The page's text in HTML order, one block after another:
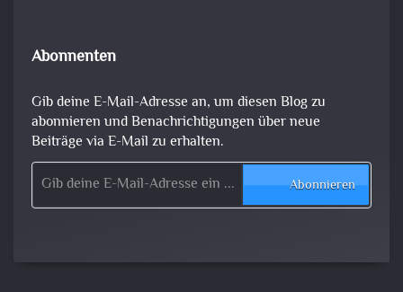
Abonnenten
Gib deine E-Mail-Adresse an, um diesen Blog zu
abonnieren und Benachrichtigungen über neue
Beiträge via E-Mail zu erhalten.
Gib deine E-Mail-Adresse ein ...
Abonnieren